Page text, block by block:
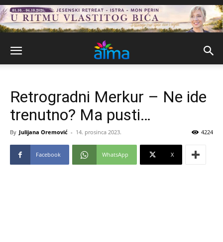
Retrogradni Merkur – Ne ide
trenutno? Ma pusti…
By Julijana Oremović - 14. prosinca 2023. 4224
Facebook WhatsApp X